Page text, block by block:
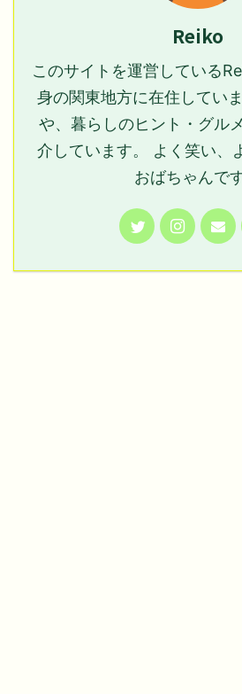
Reiko
このサイトを運営している
身の関東地方に在住してい
や、暮らしのヒント・グル
介しています。 よく笑い、
おばちゃんです